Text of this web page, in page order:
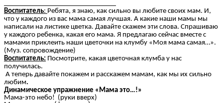
Воспитатель: Ребята, я знаю, как сильно вы любите своих мам. И,
что у каждого из вас мама самая лучшая. А какие наши мамы мы
написали на листике цветка. Давайте скажем эти слова. Спрашиваю
у каждого ребенка, какая его мама. Я предлагаю сейчас вместе с
мамами приклеить наши цветочки на клумбу «Моя мама самая…».
(Муз. сопровождение)
Воспитатель: Посмотрите, какая цветочная клумба у нас
получилась.
А теперь давайте покажем и расскажем мамам, как мы их сильно
любим.
Динамическое упражнение «Мама это…!»
Мама-это небо! (руки вверх)